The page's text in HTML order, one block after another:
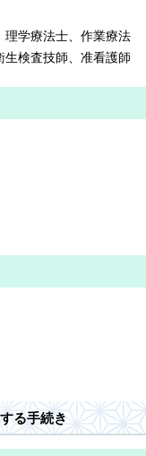
理学療法士、作業療法
検査技師、准看護師
る手続き